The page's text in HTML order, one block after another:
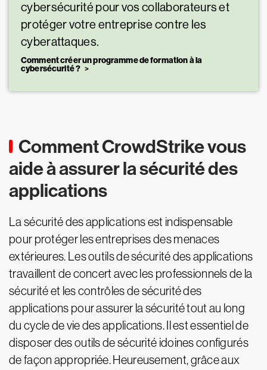
cybersécurité pour vos collaborateurs et
protéger votre entreprise contre les
cyberattaques.
Comment créer un programme de formation à la
cybersécurité ?
Comment CrowdStrike vous
aide à assurer la sécurité des
applications
La sécurité des applications est indispensable
pour protéger les entreprises des menaces
extérieures. Les outils de sécurité des applications
travaillent de concert avec les professionnels de la
sécurité et les contrôles de sécurité des
applications pour assurer la sécurité tout au long
du cycle de vie des applications. Il est essentiel de
disposer des outils de sécurité idoines configurés
de façon appropriée. Heureusement, grâce aux